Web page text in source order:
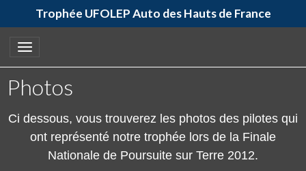
Trophée UFOLEP Auto des Hauts de France
Photos
Ci dessous, vous trouverez les photos des pilotes qui
ont représenté notre trophée lors de la Finale
Nationale de Poursuite sur Terre 2012.